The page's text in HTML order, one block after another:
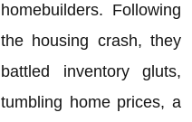
homebuilders. Following
the housing crash, they
battled inventory gluts,
tumbling home prices, a